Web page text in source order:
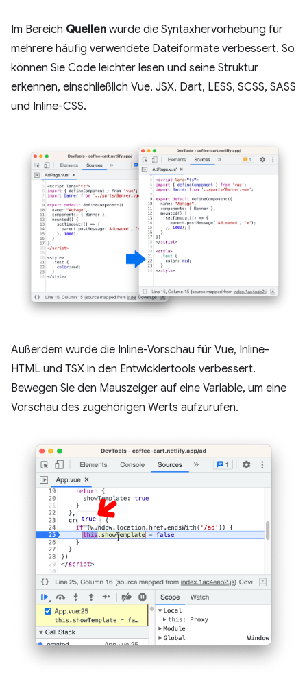
Im Bereich Quellen wurde die Syntaxhervorhebung für
mehrere häufig verwendete Dateiformate verbessert. So
können Sie Code leichter lesen und seine Struktur
erkennen, einschließlich Vue, JSX, Dart, LESS, SCSS, SASS
und Inline-CSS.
Außerdem wurde die Inline-Vorschau für Vue, Inline-
HTML und TSX in den Entwicklertools verbessert.
Bewegen Sie den Mauszeiger auf eine Variable, um eine
Vorschau des zugehörigen Werts aufzurufen.